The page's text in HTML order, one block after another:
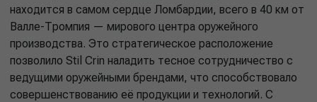
находится в самом сердце Ломбардии, всего в 40 км от
Валле-Тромпия — мирового центра оружейного
производства. Это стратегическое расположение
позволило Stil Crin наладить тесное сотрудничество с
ведущими оружейными брендами, что способствовало
совершенствованию её продукции и технологий. С